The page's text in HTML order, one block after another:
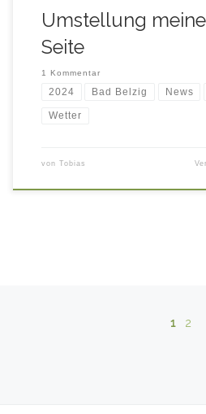
Umstellung
Seite
1 Kommentar
2024 Bad Belzig News
Wetter
von Tobias
1 2